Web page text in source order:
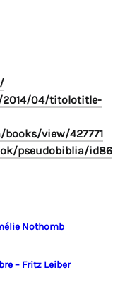
04/titolotitle-
view/427771
pseudobiblia/id86
Nothomb
– Fritz Leiber